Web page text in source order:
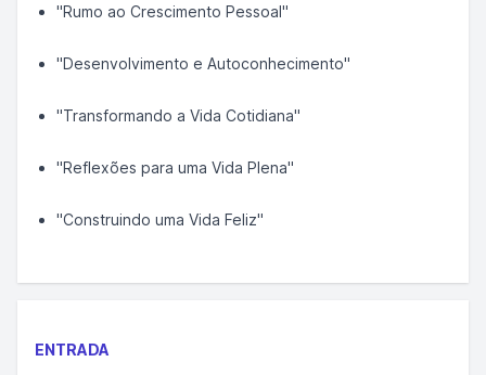
"Rumo ao Crescimento Pessoal"
"Desenvolvimento e Autoconhecimento"
"Transformando a Vida Cotidiana"
"Reflexões para uma Vida Plena"
"Construindo uma Vida Feliz"
ENTRADA